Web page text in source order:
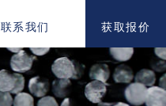
联系我们 获取报价